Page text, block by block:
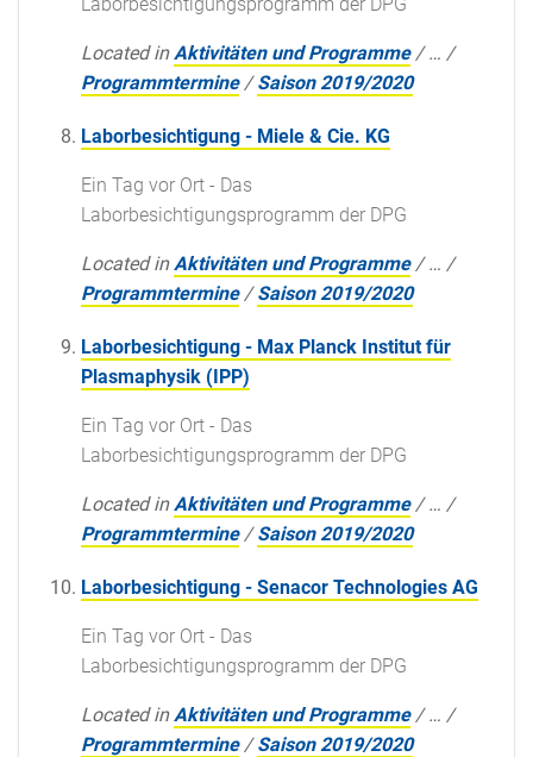
Located in Aktivitäten und Programme /… /
Programmtermine /Saison 2019/2020
Laborbesichtigung - Miele & Cie. KG
Ein Tag vor Ort - Das
Laborbesichtigungsprogramm der DPG
Located in Aktivitäten und Programme /… /
Programmtermine /Saison 2019/2020
Laborbesichtigung - Max Planck Institut für
Plasmaphysik (IPP)
Ein Tag vor Ort - Das
Laborbesichtigungsprogramm der DPG
Located in Aktivitäten und Programme /… /
Programmtermine /Saison 2019/2020
Laborbesichtigung - Senacor Technologies AG
Ein Tag vor Ort - Das
Laborbesichtigungsprogramm der DPG
Located in Aktivitäten und Programme /… /
Programmtermine /Saison 2019/2020